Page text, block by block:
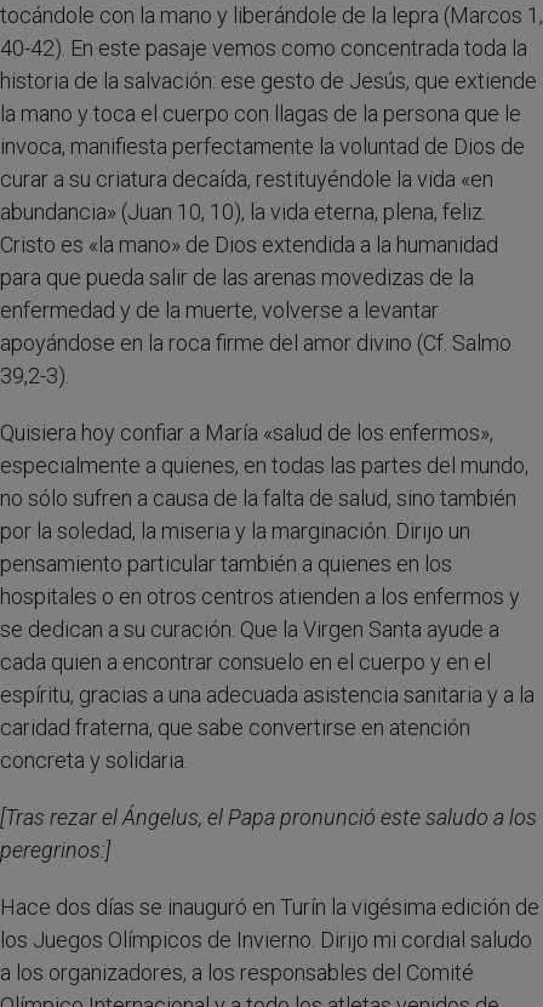
tocándole con la mano y liberándole de la lepra (Marcos 1,
40-42). En este pasaje vemos como concentrada toda la
historia de la salvación: ese gesto de Jesús, que extiende
la mano y toca el cuerpo con llagas de la persona que le
invoca, manifiesta perfectamente la voluntad de Dios de
curar a su criatura decaída, restituyéndole la vida «en
abundancia» (Juan 10, 10), la vida eterna, plena, feliz.
Cristo es «la mano» de Dios extendida a la humanidad
para que pueda salir de las arenas movedizas de la
enfermedad y de la muerte, volverse a levantar
apoyándose en la roca firme del amor divino (Cf. Salmo
39,2-3).
Quisiera hoy confiar a María «salud de los enfermos»,
especialmente a quienes, en todas las partes del mundo,
no sólo sufren a causa de la falta de salud, sino también
por la soledad, la miseria y la marginación. Dirijo un
pensamiento particular también a quienes en los
hospitales o en otros centros atienden a los enfermos y
se dedican a su curación. Que la Virgen Santa ayude a
cada quien a encontrar consuelo en el cuerpo y en el
espíritu, gracias a una adecuada asistencia sanitaria y a la
caridad fraterna, que sabe convertirse en atención
concreta y solidaria.
[Tras rezar el Ángelus, el Papa pronunció este saludo a los
peregrinos:]
Hace dos días se inauguró en Turín la vigésima edición de
los Juegos Olímpicos de Invierno. Dirijo mi cordial saludo
a los organizadores, a los responsables del Comité